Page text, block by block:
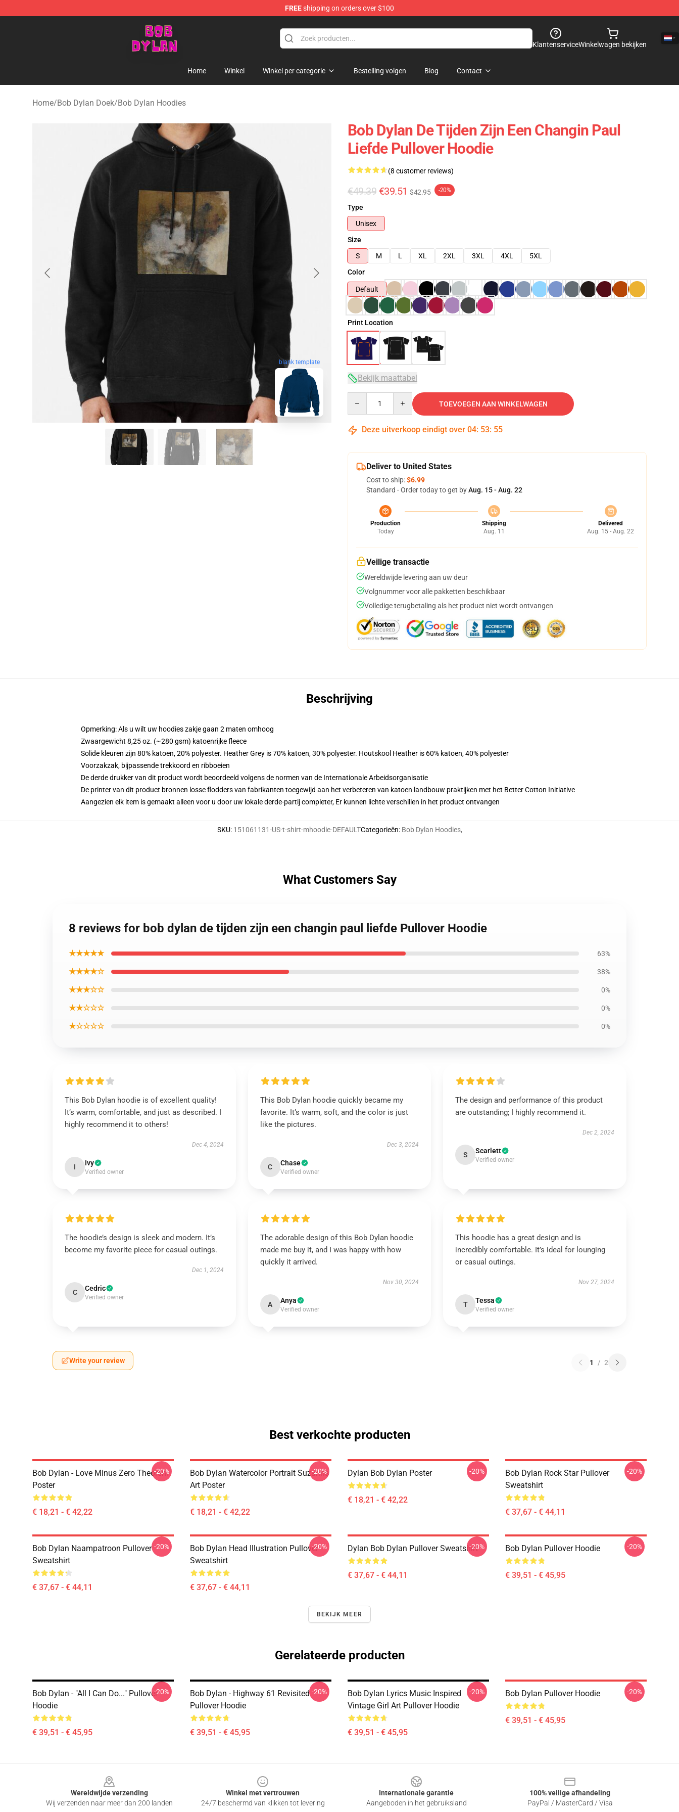
FREEshipping on orders over $100
Bob Dylan Store - Official Bob Dylan Merchandise Shop
KlantenserviceWinkelwagen bekijken
Home Winkel Winkel per categorie Bestelling volgen Blog Contact
Home/Bob Dylan Doek/Bob Dylan Hoodies
blank template
Bob Dylan De Tijden Zijn Een Changin Paul
Liefde Pullover Hoodie
(8 customer reviews)
€49.39 €39.51 $42.95 -20%
Type
Unisex
Size
S
M L XL 2XL 3XL 4XL
5XL
Color
Default
Print Location
Bekijk maattabel
TOEVOEGEN AAN WINKELWAGEN
Deze uitverkoop eindigt over 04: 53: 54
Deliver to United States
Cost to ship:$6.99
Standard - Order today to get byAug. 15 - Aug. 22
Production
Today
Shipping
Aug. 11
Delivered
Aug. 15 - Aug. 22
Veilige transactie
Wereldwijde levering aan uw deur
Volgnummer voor alle pakketten beschikbaar
Volledige terugbetaling als het product niet wordt ontvangen
Beschrijving
Opmerking: Als u wilt uw hoodies zakje gaan 2 maten omhoog
Zwaargewicht 8,25 oz. (~280 gsm) katoenrijke fleece
Solide kleuren zijn 80% katoen, 20% polyester. Heather Grey is 70% katoen, 30% polyester. Houtskool Heather is 60% katoen, 40% polyester
Voorzakzak, bijpassende trekkoord en ribboeien
De derde drukker van dit product wordt beoordeeld volgens de normen van de Internationale Arbeidsorganisatie
De printer van dit product bronnen losse flodders van fabrikanten toegewijd aan het verbeteren van katoen landbouw praktijken met het Better Cotton Initiative
Aangezien elk item is gemaakt alleen voor u door uw lokale derde-partij completer, Er kunnen lichte verschillen in het product ontvangen
SKU: 151061131-US-t-shirt-mhoodie-DEFAULTCategorieën: Bob Dylan Hoodies,
What Customers Say
8 reviews for bob dylan de tijden zijn een changin paul liefde Pullover Hoodie
★★★★★ 63%
★★★★☆ 38%
★★★☆☆ 0%
★★☆☆☆ 0%
★☆☆☆☆ 0%
This Bob Dylan hoodie is of excellent quality!
It’s warm, comfortable, and just as described. I
highly recommend it to others!
Dec 4, 2024
I Ivy
Verified owner
This Bob Dylan hoodie quickly became my
favorite. It’s warm, soft, and the color is just
like the pictures.
Dec 3, 2024
C Chase
Verified owner
The design and performance of this product
are outstanding; I highly recommend it.
Dec 2, 2024
S Scarlett
Verified owner
The hoodie’s design is sleek and modern. It’s
become my favorite piece for casual outings.
Dec 1, 2024
C Cedric
Verified owner
The adorable design of this Bob Dylan hoodie
made me buy it, and I was happy with how
quickly it arrived.
Nov 30, 2024
A Anya
Verified owner
This hoodie has a great design and is
incredibly comfortable. It’s ideal for lounging
or casual outings.
Nov 27, 2024
T Tessa
Verified owner
Write your review 1 / 2
Best verkochte producten
Bob Dylan - Love Minus Zero Theorem
Poster
€ 18,21 - € 42,22
-20%
Bob Dylan Watercolor Portrait Suzanns
Art Poster
€ 18,21 - € 42,22
-20% Dylan Bob Dylan Poster
€ 18,21 - € 42,22
-20%
Bob Dylan Rock Star Pullover
Sweatshirt
€ 37,67 - € 44,11
-20%
Bob Dylan Naampatroon Pullover
Sweatshirt
€ 37,67 - € 44,11
-20%
Bob Dylan Head Illustration Pullover
Sweatshirt
€ 37,67 - € 44,11
-20% Dylan Bob Dylan Pullover Sweatshirt
€ 37,67 - € 44,11
-20% Bob Dylan Pullover Hoodie
€ 39,51 - € 45,95
-20%
BEKIJK MEER
Gerelateerde producten
Bob Dylan - "All I Can Do..." Pullover
Hoodie
€ 39,51 - € 45,95
-20%
Bob Dylan - Highway 61 Revisited
Pullover Hoodie
€ 39,51 - € 45,95
-20%
Bob Dylan Lyrics Music Inspired
Vintage Girl Art Pullover Hoodie
€ 39,51 - € 45,95
-20% Bob Dylan Pullover Hoodie
€ 39,51 - € 45,95
-20%
Wereldwijde verzending
Wij verzenden naar meer dan 200 landen
Winkel met vertrouwen
24/7 beschermd van klikken tot levering
Internationale garantie
Aangeboden in het gebruiksland
100% veilige afhandeling
PayPal / MasterCard / Visa